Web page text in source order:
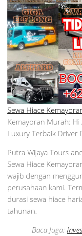
Sewa Hiace
Kemayoran Murah: Hi
Luxury Terbaik Driver
Putra Wijaya Tours
Sewa Hiace
wajib dengan
perusahaan kami.
durasi sewa hiace
tahunan.
Baca Juga: